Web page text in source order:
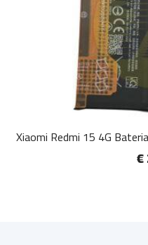
Xiaomi Redmi 15 4G
€